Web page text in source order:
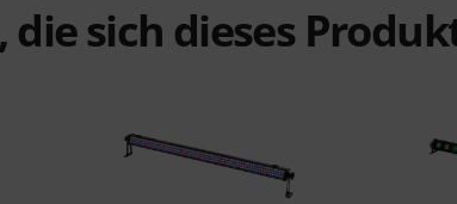
sich dieses